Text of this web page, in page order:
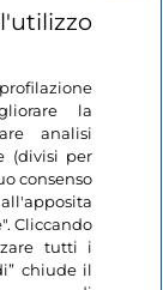
la
analisi
(divisi per
consenso
Cliccando
tutti i
chiude il